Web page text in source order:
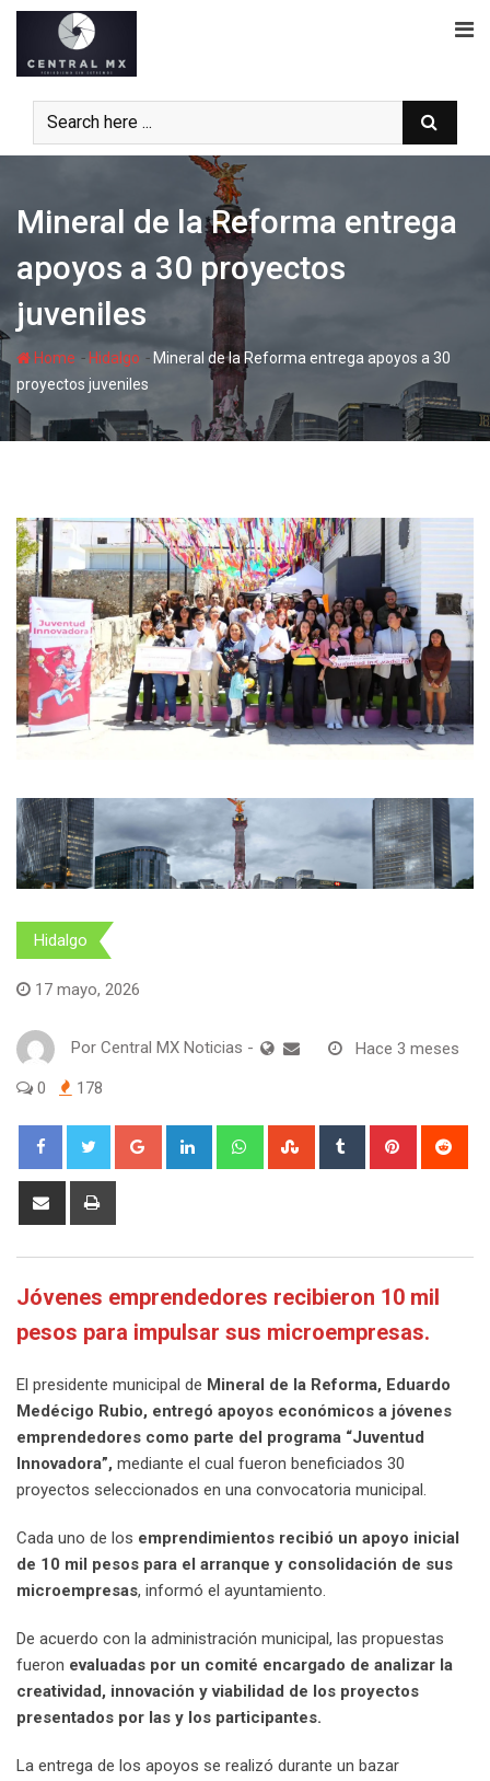
Skip
content
Mineral de la Reforma entrega
apoyos a 30 proyectos
juveniles
Home - Hidalgo - Mineral de la Reforma entrega apoyos a 30
proyectos juveniles
Hidalgo
17 mayo, 2026
Por Central MX Noticias - Hace 3 meses
0 178
Google+ LinkedIn WhatsappStumbleUpon
Tumblr Pinterest
Share
Jóvenes emprendedores recibieron 10 mil
pesos para impulsar sus microempresas.
El presidente municipal de Mineral de la Reforma, Eduardo
Medécigo Rubio, entregó apoyos económicos a jóvenes
emprendedores como parte del programa “Juventud
Innovadora”, mediante el cual fueron beneficiados 30
proyectos seleccionados en una convocatoria municipal.
Cada uno de los emprendimientos recibió un apoyo inicial
de 10 mil pesos para el arranque y consolidación de sus
microempresas, informó el ayuntamiento.
De acuerdo con la administración municipal, las propuestas
fueron evaluadas por un comité encargado de analizar la
creatividad, innovación y viabilidad de los proyectos
presentados por las y los participantes.
La entrega de los apoyos se realizó durante un bazar